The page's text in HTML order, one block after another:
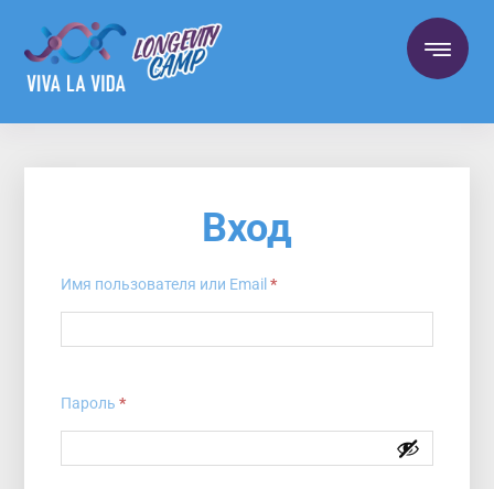
Вход
Имя пользователя или Email*
Пароль*